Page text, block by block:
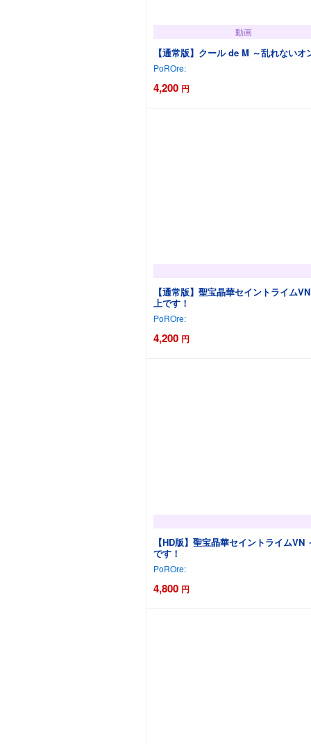
動画
【通常版】クール de M ～乱れないオ
PoROre:
4,200 円
【通常版】聖宝晶華セイントライム
上です！
PoROre:
4,200 円
【HD版】聖宝晶華セイントライム
です！
PoROre:
4,800 円